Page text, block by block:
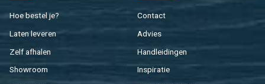
Hoe be­stel je?
Laten le­ve­ren
Zelf af­ha­len
Show­room
Con­tact
Ad­vies
Hand­lei­din­gen
In­spi­ra­tie